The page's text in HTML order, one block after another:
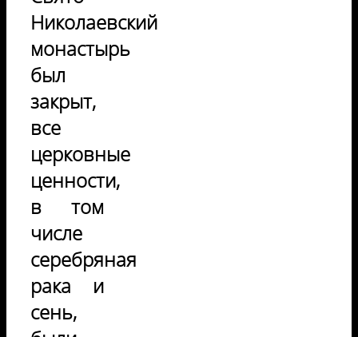
Николаевский
монастырь
был
закрыт,
все
церковные
ценности,
в том
числе
серебряная
рака и
сень,